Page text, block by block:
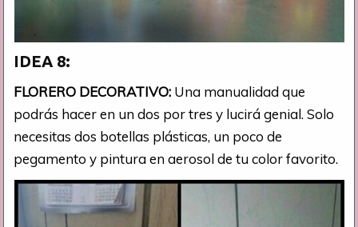
IDEA 8:
FLORERO DECORATIVO: Una manualidad que
podrás hacer en un dos por tres y lucirá genial. Solo
necesitas dos botellas plásticas, un poco de
pegamento y pintura en aerosol de tu color favorito.